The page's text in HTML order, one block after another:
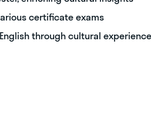
certificate exams
through cultural